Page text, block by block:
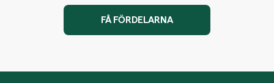
FÅ FÖRDELARNA